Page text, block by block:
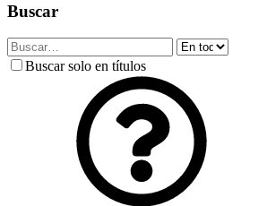
Buscar
Buscar solo en títulos